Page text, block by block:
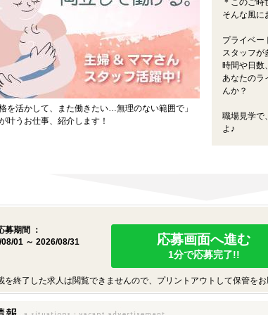
格を活かして、また働きたい…無理のない範囲で」
叶うお仕事、紹介します！
＊このご
そんな風に
プライベー
スタッフが
時間や日数
あなたのラ
んか？
職場見学で
よ♪
募期間 ：
01 ～ 2026/08/31
応募画面へ進む
1分で応募完了!!
終了した求人は閲覧できませんので、プリントアウトして保管をお